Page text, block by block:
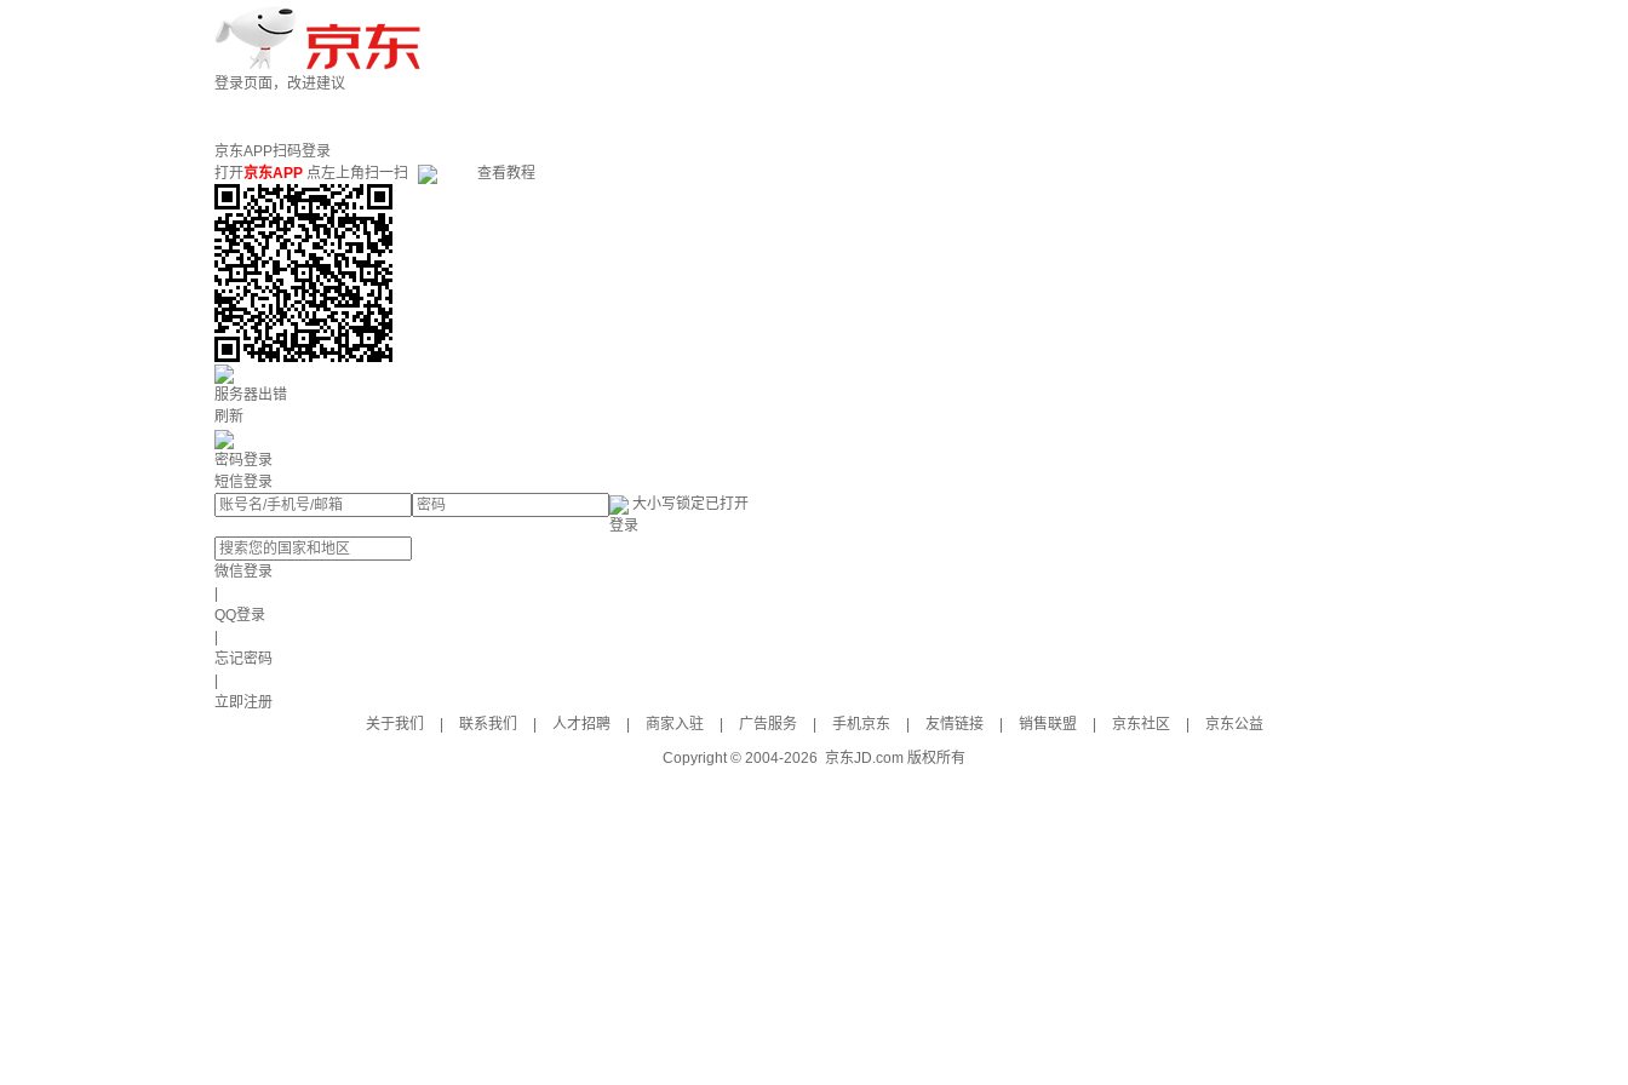
登录页面，改进建议
京东APP扫码登录
打开京东APP 点左上角扫一扫 查看教程
服务器出错
刷新
密码登录
短信登录
大小写锁定已打开
登录
微信登录
QQ登录
忘记密码
立即注册
关于我们
联系我们 人才招聘 商家入驻 广告服务 手机京东 友情链接 销售联盟 京东社区
京东公益
Copyright © 2004-2026 京东JD.com 版权所有